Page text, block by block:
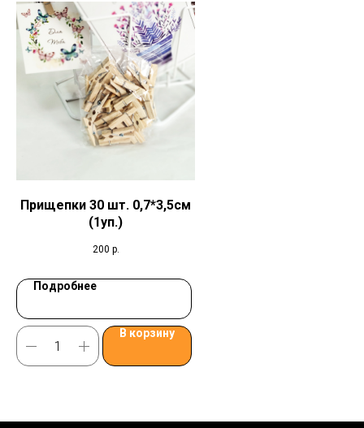
Прищепки 30 шт. 0,7*3,5см
(1уп.)
200 р.
Подробнее
В корзину